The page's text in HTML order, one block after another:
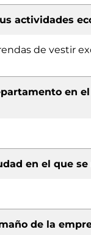
actividades
de vestir
en
en el que
de la